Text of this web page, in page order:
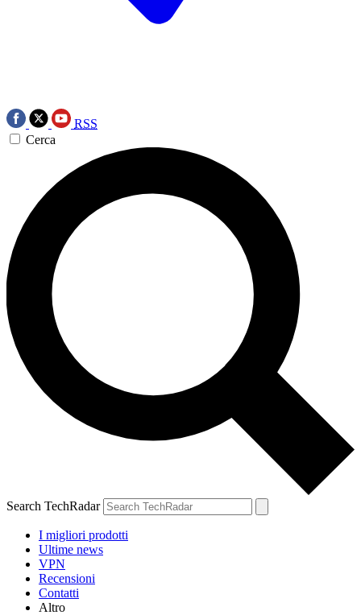
RSS
Cerca
Search TechRadar
I migliori prodotti
Ultime news
VPN
Recensioni
Contatti
Altro